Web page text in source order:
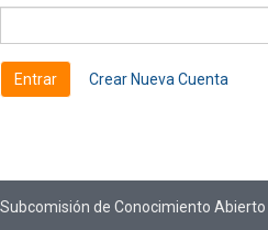
Crear Nueva Cuenta
Subcomisión de Conocimiento Abierto